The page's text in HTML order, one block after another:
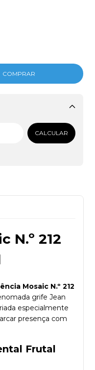
Alterar CEP
CALCULAR
N.º 212
Mosaic N.º 212
grife Jean
especialmente
presença com
Frutal